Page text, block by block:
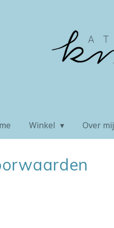
Winkel Over mij